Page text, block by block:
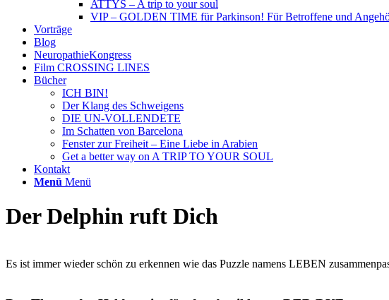
ATTYS – A trip to your soul
VIP – GOLDEN TIME für Parkinson! Für Betroffene und
Vorträge
Blog
NeuropathieKongress
Film CROSSING LINES
Bücher
ICH BIN!
Der Klang des Schweigens
DIE UN-VOLLENDETE
Im Schatten von Barcelona
Fenster zur Freiheit – Eine Liebe in Arabien
Get a better way on A TRIP TO YOUR SOUL
Kontakt
Menü Menü
Der Delphin ruft Dich
Es ist immer wieder schön zu erkennen wie das Puzzle namens LEBEN